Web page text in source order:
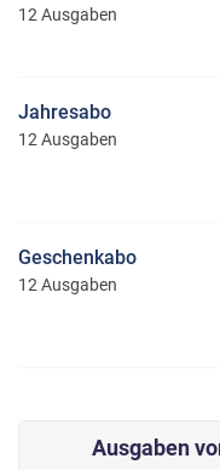
12 Ausgaben
Jahresabo
12 Ausgaben
Geschenkabo
12 Ausgaben
Ausgaben